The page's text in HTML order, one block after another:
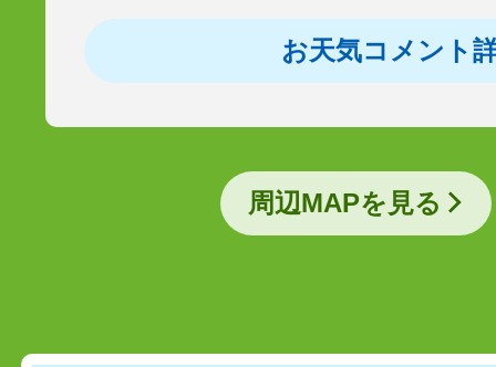
お天気コメント
周辺MAPを見る